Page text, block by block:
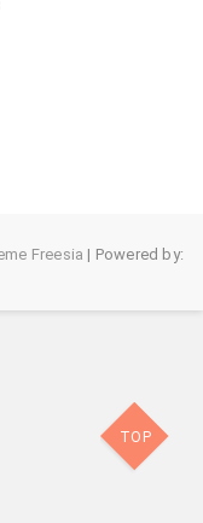
Freesia | Powered by:
TOP